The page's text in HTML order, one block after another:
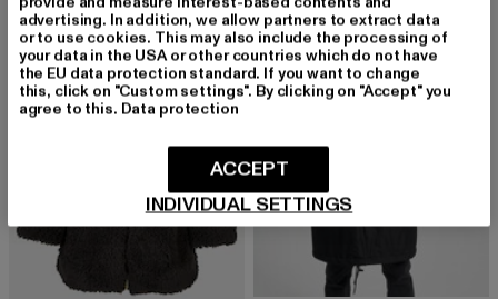
advertising. In addition, we allow partners to extract data
or to use cookies. This may also include the processing of
your data in the USA or other countries which do not have
the EU data protection standard. If you want to change
this, click on "Custom settings". By clicking on "Accept" you
agree to this. Data protection
INDIVIDUAL SETTINGS
ACCEPT